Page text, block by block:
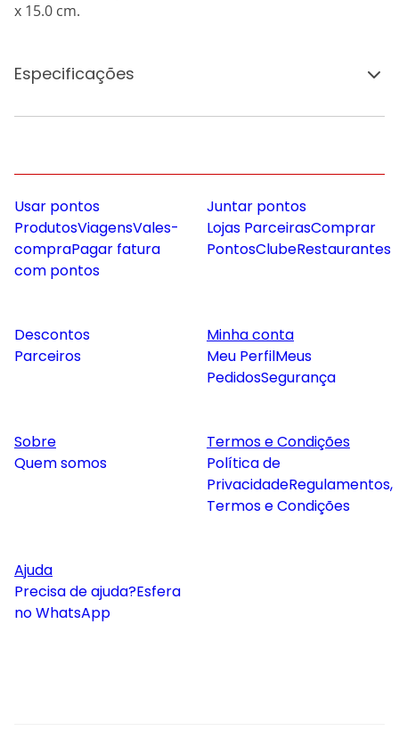
x 15.0 cm.
Especificações
Usar pontos
ProdutosViagensVales-
compraPagar fatura
com pontos
Juntar pontos
Lojas ParceirasComprar
PontosClubeRestaurantes
Descontos
Parceiros
Minha conta
Meu PerfilMeus
PedidosSegurança
Sobre
Quem somos
Termos e Condições
Política de
PrivacidadeRegulamentos,
Termos e Condições
Ajuda
Precisa de ajuda?Esfera
no WhatsApp